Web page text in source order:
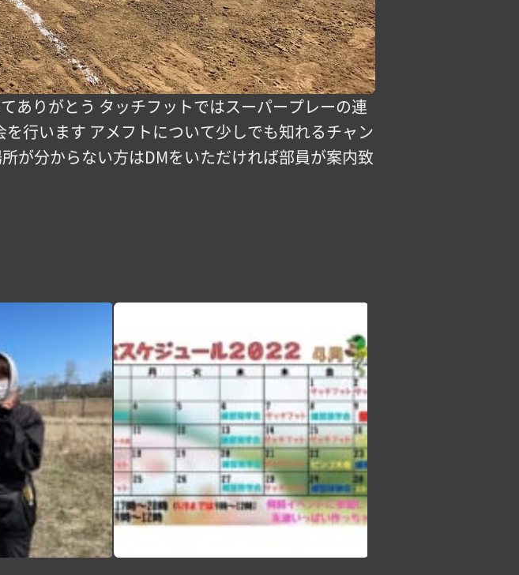
ありがとう タッチフットではスーパープレーの連
行います アメフトについて少しでも知れるチャン
が分からない方はDMをいただければ部員が案内致